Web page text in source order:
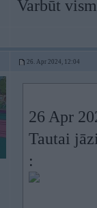
Varbūt
26. Apr 2024, 12:04
26 Apr
Tautai
: